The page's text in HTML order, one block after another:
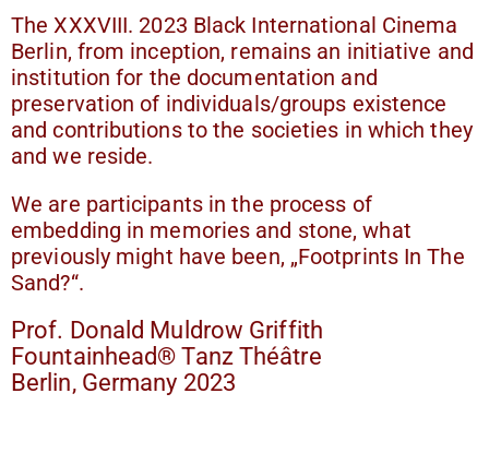
The XXXVIII. 2023 Black International Cinema
Berlin, from inception, remains an initiative and
institution for the documentation and
preservation of individuals/groups existence
and contributions to the societies in which they
and we reside.
We are participants in the process of
embedding in memories and stone, what
previously might have been, „Footprints In The
Sand?“.
Prof. Donald Muldrow Griffith
Fountainhead® Tanz Théâtre
Berlin, Germany 2023